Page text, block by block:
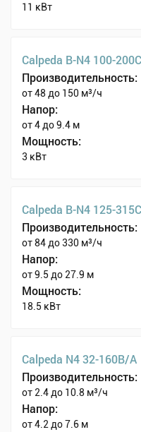
11 кВт
Calpeda B-N4 100-
Производительность:
от 48 до 150 м³/ч
Напор:
от 4 до 9.4 м
Мощность:
3 кВт
Calpeda B-N4 125-
Производительность:
от 84 до 330 м³/ч
Напор:
от 9.5 до 27.9 м
Мощность:
18.5 кВт
Calpeda N4 32-160B/A
Производительность:
от 2.4 до 10.8 м³/ч
Напор:
от 4.2 до 7.6 м